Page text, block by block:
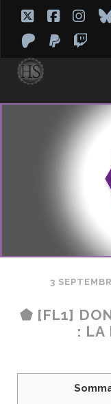
twitter
patreon
paypal
3
⬟ [FL1]
: LA